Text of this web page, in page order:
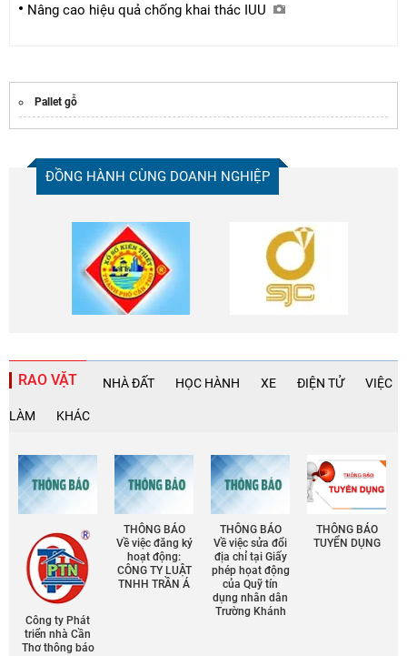
Nâng cao hiệu quả chống khai thác IUU
Pallet gỗ
ĐỒNG HÀNH CÙNG DOANH NGHIỆP
RAO VẶT NHÀ ĐẤT HỌC HÀNH XE ĐIỆN TỬ VIỆC
LÀM KHÁC
Công ty Phát
triển nhà Cần
Thơ thông báo
THÔNG BÁO
Về việc đăng ký
hoạt động:
CÔNG TY LUẬT
TNHH TRẦN Á
THÔNG BÁO
Về việc sửa đổi
địa chỉ tại Giấy
phép họat động
của Quỹ tín
dụng nhân dân
Trường Khánh
THÔNG BÁO
TUYỂN DỤNG